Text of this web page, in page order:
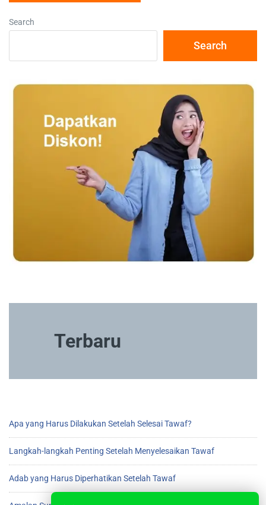
Search
Search
Terbaru
Apa yang Harus Dilakukan Setelah Selesai Tawaf?
Langkah-langkah Penting Setelah Menyelesaikan Tawaf
Adab yang Harus Diperhatikan Setelah Tawaf